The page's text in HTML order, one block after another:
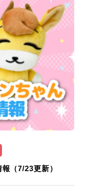
（7/23更新）